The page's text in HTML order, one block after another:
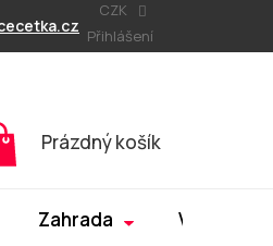
CZK
Přihlášení
Nákupní
košík
Prázdný košík
Zahrada Výprodej